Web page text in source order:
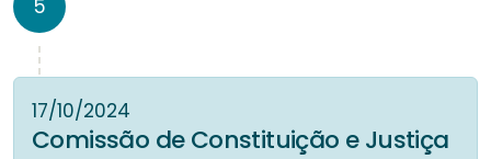
5
17/10/2024
Comissão de Constituição e Justiça